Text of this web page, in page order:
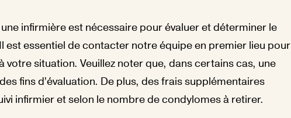
infirmière est nécessaire pour évaluer et déterminer le
est essentiel de contacter notre équipe en premier lieu pour
votre situation. Veuillez noter que, dans certains cas, une
fins d’évaluation. De plus, des frais supplémentaires
infirmier et selon le nombre de condylomes à retirer.